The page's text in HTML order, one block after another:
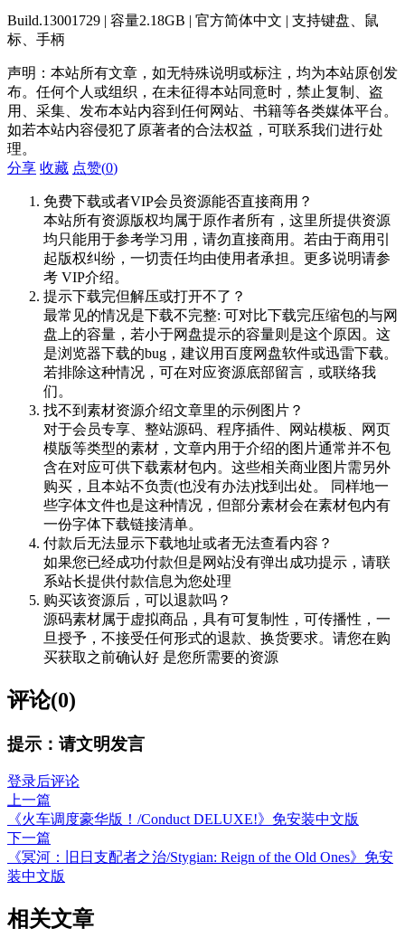
Build.13001729 | 容量2.18GB | 官方简体中文 | 支持键盘、鼠
标、手柄
声明：本站所有文章，如无特殊说明或标注，均为本站原创发
布。任何个人或组织，在未征得本站同意时，禁止复制、盗
用、采集、发布本站内容到任何网站、书籍等各类媒体平台。
如若本站内容侵犯了原著者的合法权益，可联系我们进行处
理。
分享 收藏 点赞(0)
免费下载或者VIP会员资源能否直接商用？
本站所有资源版权均属于原作者所有，这里所提供资源
均只能用于参考学习用，请勿直接商用。若由于商用引
起版权纠纷，一切责任均由使用者承担。更多说明请参
考 VIP介绍。
提示下载完但解压或打开不了？
最常见的情况是下载不完整: 可对比下载完压缩包的与网
盘上的容量，若小于网盘提示的容量则是这个原因。这
是浏览器下载的bug，建议用百度网盘软件或迅雷下载。
若排除这种情况，可在对应资源底部留言，或联络我
们。
找不到素材资源介绍文章里的示例图片？
对于会员专享、整站源码、程序插件、网站模板、网页
模版等类型的素材，文章内用于介绍的图片通常并不包
含在对应可供下载素材包内。这些相关商业图片需另外
购买，且本站不负责(也没有办法)找到出处。 同样地一
些字体文件也是这种情况，但部分素材会在素材包内有
一份字体下载链接清单。
付款后无法显示下载地址或者无法查看内容？
如果您已经成功付款但是网站没有弹出成功提示，请联
系站长提供付款信息为您处理
购买该资源后，可以退款吗？
源码素材属于虚拟商品，具有可复制性，可传播性，一
旦授予，不接受任何形式的退款、换货要求。请您在购
买获取之前确认好 是您所需要的资源
评论(0)
提示：请文明发言
登录后评论
上一篇
《火车调度豪华版！/Conduct DELUXE!》免安装中文版
下一篇
《冥河：旧日支配者之治/Stygian: Reign of the Old Ones》免安
装中文版
相关文章